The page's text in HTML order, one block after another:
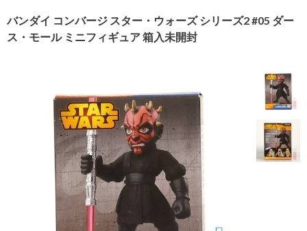
バンダイ コンバージ スター・ウォーズ シリーズ2 #05 ダー
ス・モール ミニフィギュア 箱入未開封